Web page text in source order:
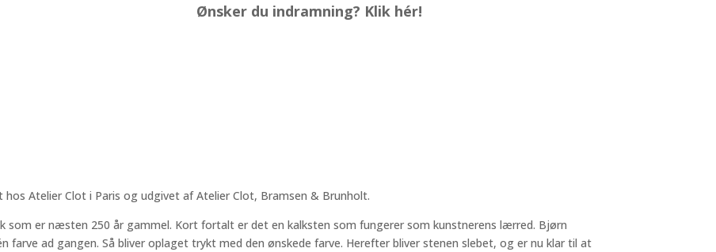
den
Ønsker du indramning? Klik hér!
Atelier Clot i Paris og udgivet af Atelier Clot, Bramsen & Brunholt.
som er næsten 250 år gammel. Kort fortalt er det en kalksten som fungerer som kunstnerens lærred. Bjørn
farve ad gangen. Så bliver oplaget trykt med den ønskede farve. Herefter bliver stenen slebet, og er nu klar til at